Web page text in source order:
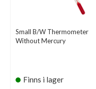
Small B/W Thermometer
Without Mercury
Finns i lager